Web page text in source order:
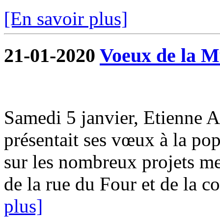
[En savoir plus]
21-01-2020 Voeux de la
Samedi 5 janvier, Etienne
présentait ses vœux à la
sur les nombreux projets
de la rue du Four et de la
plus]